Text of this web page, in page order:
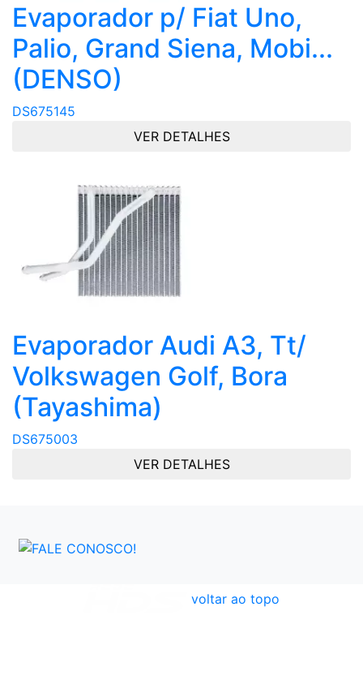
Evaporador p/ Fiat Uno,
Palio, Grand Siena, Mobi...
(DENSO)
DS675145
VER DETALHES
Evaporador Audi A3, Tt/
Volkswagen Golf, Bora
(Tayashima)
DS675003
VER DETALHES
voltar ao topo